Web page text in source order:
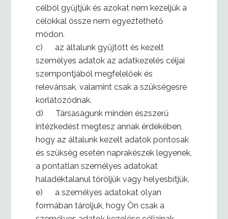
célból gyűjtjük és azokat nem kezeljük a
célokkal össze nem egyeztethető
módon.
c) az általunk gyűjtött és kezelt
személyes adatok az adatkezelés céljai
szempontjából megfelelőek és
relevánsak, valamint csak a szükségesre
korlátozódnak.
d) Társaságunk minden észszerű
intézkedést megtesz annak érdekében,
hogy az általunk kezelt adatok pontosak
és szükség esetén naprakészek legyenek,
a pontatlan személyes adatokat
haladéktalanul töröljük vagy helyesbítjük.
e) a személyes adatokat olyan
formában tároljuk, hogy Ön csak a